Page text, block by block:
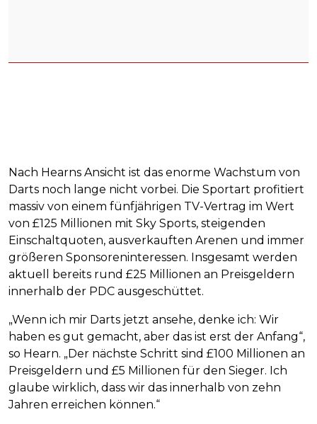
Nach Hearns Ansicht ist das enorme Wachstum von
Darts noch lange nicht vorbei. Die Sportart profitiert
massiv von einem fünfjährigen TV-Vertrag im Wert
von £125 Millionen mit Sky Sports, steigenden
Einschaltquoten, ausverkauften Arenen und immer
größeren Sponsoreninteressen. Insgesamt werden
aktuell bereits rund £25 Millionen an Preisgeldern
innerhalb der PDC ausgeschüttet.
„Wenn ich mir Darts jetzt ansehe, denke ich: Wir
haben es gut gemacht, aber das ist erst der Anfang“,
so Hearn. „Der nächste Schritt sind £100 Millionen an
Preisgeldern und £5 Millionen für den Sieger. Ich
glaube wirklich, dass wir das innerhalb von zehn
Jahren erreichen können.“